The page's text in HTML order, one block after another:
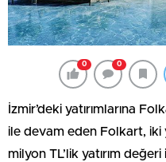
0 0
İzmir’deki yatırımlarına
ile devam eden Folkart, iki
milyon TL’lik yatırım